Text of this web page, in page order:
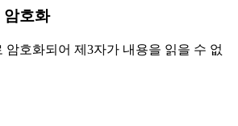
암호화
암호화되어 제3자가 내용을 읽을 수 없